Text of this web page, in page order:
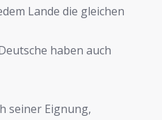
Lande die gleichen
haben auch
seiner Eignung,